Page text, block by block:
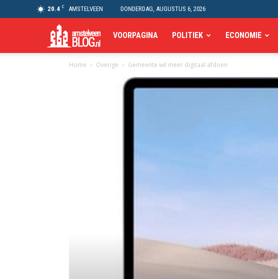
20.4 C AMSTELVEEN DONDERDAG, AUGUSTUS 6, 2026
Amstelveen
Blog
VOORPAGINA POLITIEK ECONOMIE
Home Overige Gemeente wil meer digitaal afdoen